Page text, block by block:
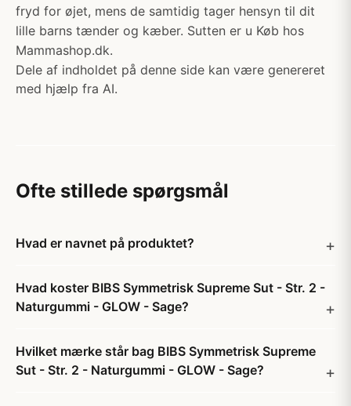
fryd for øjet, mens de samtidig tager hensyn til dit
lille barns tænder og kæber. Sutten er u Køb hos
Mammashop.dk.
Dele af indholdet på denne side kan være genereret
med hjælp fra AI.
Ofte stillede spørgsmål
Hvad er navnet på produktet?
Hvad koster BIBS Symmetrisk Supreme Sut - Str. 2 -
Naturgummi - GLOW - Sage?
Hvilket mærke står bag BIBS Symmetrisk Supreme
Sut - Str. 2 - Naturgummi - GLOW - Sage?